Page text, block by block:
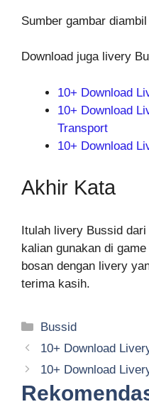
Sumber gambar
Download juga livery
10+ Download
10+ Download
Transport
10+ Download
Akhir Kata
Itulah livery Bussid
kalian gunakan di
bosan dengan livery
terima kasih.
Kategori
Bussid
10+ Download
10+ Download